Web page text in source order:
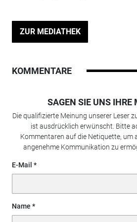
ZUR MEDIATHEK
KOMMENTARE
SAGEN SIE UNS IHRE
Die qualifizierte Meinung unserer Leser
ist ausdrücklich erwünscht. Bitte
Kommentaren auf die Netiquette, um
angenehme Kommunikation zu
E-Mail
Name